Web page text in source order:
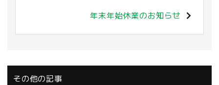
年末年始休業のお知らせ
その他の記事